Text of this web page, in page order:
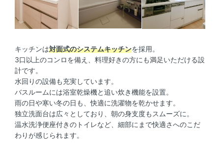
キッチンは対面式のシステムキッチンを採用。
3口以上のコンロを備え、料理好きの方にも満足いただける設
計です。
水回りの設備も充実しています。
バスルームには浴室乾燥機と追い炊き機能を設置。
雨の日や寒い冬の日も、快適に洗濯物を乾かせます。
独立洗面台は広々としており、朝の身支度もスムーズに。
温水洗浄便座付きのトイレなど、細部にまで快適さへのこだ
わりが感じられます。